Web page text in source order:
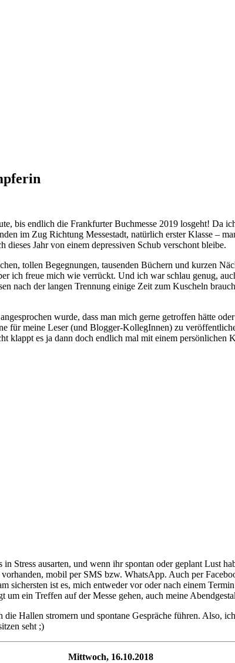
bis endlich die Frankfurter Buchmesse 2019 losgeht! Da
im Zug Richtung Messestadt, natürlich erster Klasse –
Jahr von einem depressiven Schub verschont bleibe.
tollen Begegnungen, tausenden Büchern und kurzen
ich freue mich wie verrückt. Und ich war schlau genug,
nach der langen Trennung einige Zeit zum Kuscheln
wurde, dass man mich gerne getroffen hätte
für meine Leser (und Blogger-KollegInnen) zu
es ja dann doch endlich mal mit einem persönlichen
Stress ausarten, und wenn ihr spontan oder geplant Lust
mobil per SMS bzw. WhatsApp. Auch per
sichersten ist es, mich entweder vor oder nach einem
ein Treffen auf der Messe gehen, auch meine
Hallen stromern und spontane Gespräche führen. Also,
seht ;)
Mittwoch, 16.10.2018